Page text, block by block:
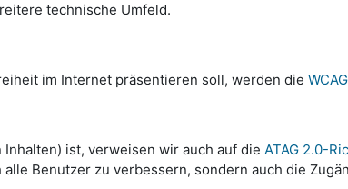
technische Umfeld.
im Internet präsentieren soll, werden die
ist, verweisen wir auch auf die ATAG 2.0-
Benutzer zu verbessern, sondern auch die